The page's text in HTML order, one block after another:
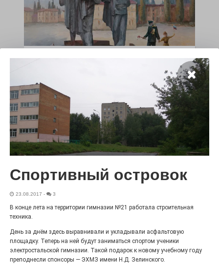
28.07.2026 0
Выставка «Палитра героизма» — новый масштабный
проект, на который электростальцев приглашает к
себе Выставочный зал им. Олега Коняшина.
«Районы-кварталы»
путешествуют по городу
Спортивный островок
23.08.2017 - 3
В конце лета на территории гимназии №21 работала строительная
техника.
День за днём здесь выравнивали и укладывали асфальтовую
площадку. Теперь на ней будут заниматься спортом ученики
электростальской гимназии. Такой подарок к новому учебному году
преподнесли спонсоры — ЭХМЗ имени Н.Д. Зелинского.